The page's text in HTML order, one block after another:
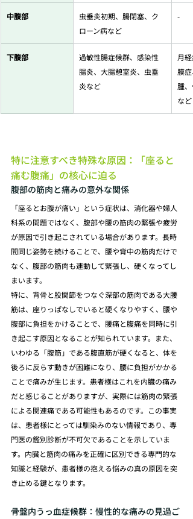
中腹部
虫垂炎初期、腸閉塞、ク
ローン病など
-
下腹部
過敏性腸症候群、感染性
腸炎、大腸憩室炎、虫垂
炎など
月
膜
腫
など
特に注意すべき特殊な原因：「座ると
痛む腹痛」の核心に迫る
腹部の筋肉と痛みの意外な関係
「座るとお腹が痛い」という症状は、消化器や婦人
科系の問題ではなく、腹部や腰の筋肉の緊張や疲労
が原因で引き起こされている場合があります。長時
間同じ姿勢を続けることで、腰や背中の筋肉だけで
なく、腹部の筋肉も連動して緊張し、硬くなってし
まいます。
特に、背骨と股関節をつなぐ深部の筋肉である大腰
筋は、座りっぱなしでいると硬くなりやすく、腰や
腹部に負担をかけることで、腰痛と腹痛を同時に引
き起こす原因となることが知られています。また、
いわゆる「腹筋」である腹直筋が硬くなると、体を
後ろに反らす動きが困難になり、腰に負担がかかる
ことで痛みが生じます。患者様はこれを内臓の痛み
だと感じることがありますが、実際には筋肉の緊張
による関連痛である可能性もあるのです。この事実
は、患者様にとっては馴染みのない情報であり、専
門医の鑑別診断が不可欠であることを示していま
す。内臓と筋肉の痛みを正確に区別できる専門的な
知識と経験が、患者様の抱える悩みの真の原因を突
き止める鍵となります。
骨盤内うっ血症候群：慢性的な痛みの見過ご